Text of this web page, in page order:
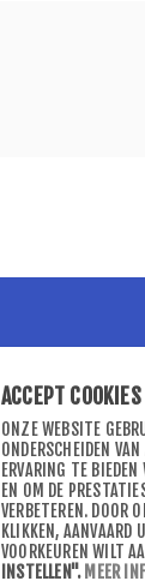
ACCEPT
ONZE WEBSITE
ONDERSCHEIDEN
ERVARING TE
EN OM DE
VERBETEREN. DOOR
KLIKKEN, AANVAARD
VOORKEUREN WILT
INSTELLEN". MEER